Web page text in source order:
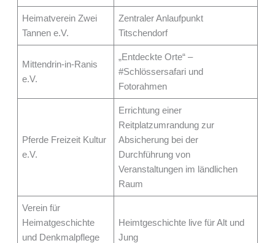
Heimatverein Zwei
Tannen e.V.
Zentraler Anlaufpunkt
Titschendorf
Mittendrin-in-Ranis
e.V.
„Entdeckte Orte“ –
#Schlössersafari und
Fotorahmen
Pferde Freizeit Kultur
e.V.
Errichtung einer
Reitplatzumrandung zur
Absicherung bei der
Durchführung von
Veranstaltungen im ländlichen
Raum
Verein für
Heimatgeschichte
und Denkmalpflege
Heimtgeschichte live für Alt und
Jung